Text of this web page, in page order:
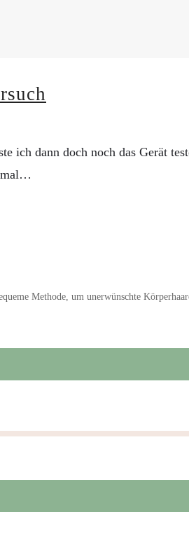
ich dann doch noch das Gerät
mal…
Methode, um unerwünschte